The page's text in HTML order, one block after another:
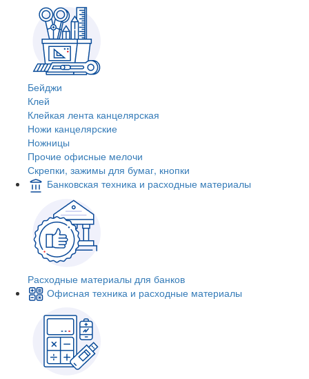
Бейджи
Клей
Клейкая лента канцелярская
Ножи канцелярские
Ножницы
Прочие офисные мелочи
Скрепки, зажимы для бумаг, кнопки
Банковская техника и расходные материалы
Расходные материалы для банков
Офисная техника и расходные материалы